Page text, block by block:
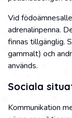
Vid
adrenalinpenna.
finnas tillgänglig.
gammalt) och
används.
Sociala
Kommunikation